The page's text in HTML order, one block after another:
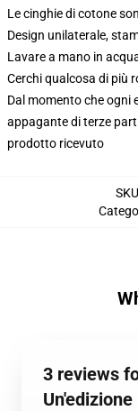
Le cinghie di cotone
Design unilaterale,
Lavare a mano in
Cerchi qualcosa di più
Dal momento che ogni
appagante di terze
prodotto ricevuto
SKU
3 reviews